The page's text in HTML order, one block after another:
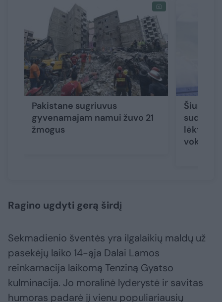
Pakistane sugriuvus
gyvenamajam namui žuvo 21
žmogus
Šiurpi
sudužo
vokiečiai
Ragino ugdyti gerą širdį
Sekmadienio šventės yra ilgalaikių maldų už
pasekėjų laiko 14-ąja Dalai Lamos
reinkarnacija laikomą Tenziną Gyatso
kulminacija. Jo moralinė lyderystė ir savitas
humoras padarė jį vienu populiariausių